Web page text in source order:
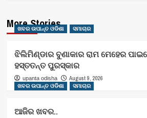
More Stories
ଖବର ଉପାନ୍ତ ଓଡିଶା ସମାଚାର
ଝିଲିମିଣ୍ଡାର ବୁଣାକାର ରାମ ମେହେର
ହସ୍ତତନ୍ତ ପୁରସ୍କାର
upanta odisha
August 9, 2026
ଖବର ଉପାନ୍ତ ଓଡିଶା
ସମାଚାର
ଆଜିର ଖବର..